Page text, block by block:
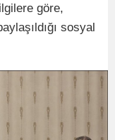
göre,
sosyal